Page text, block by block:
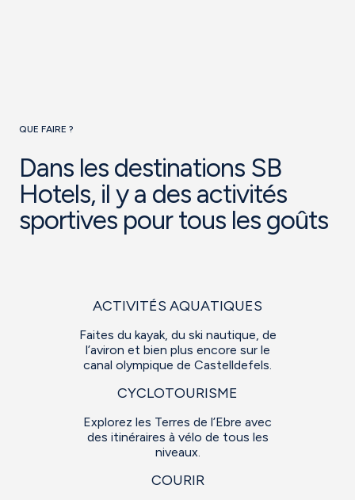
QUE FAIRE ?
Dans les destinations SB
Hotels, il y a des activités
sportives pour tous les goûts
ACTIVITÉS AQUATIQUES
Faites du kayak, du ski nautique, de
l’aviron et bien plus encore sur le
canal olympique de Castelldefels.
CYCLOTOURISME
Explorez les Terres de l’Ebre avec
des itinéraires à vélo de tous les
niveaux.
COURIR